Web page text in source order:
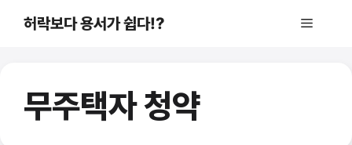
허락보다 용서가 쉽다!? 메
무주택자 청약